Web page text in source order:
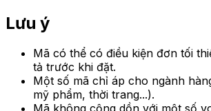
Lưu ý
Mã có thể có điều kiện đơn tối
tả trước khi đặt.
Một số mã chỉ áp cho ngành
mỹ phẩm, thời trang...).